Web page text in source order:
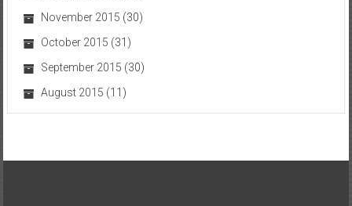
November 2015 (30)
October 2015 (31)
September 2015 (30)
August 2015 (11)